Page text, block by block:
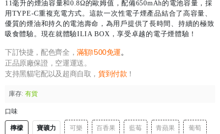
11毫升的煙油容量和0.8Ω的歐姆值，配備650mAh的電池容量，採
用TYPE-C重複充電方式。這款一次性電子煙產品結合了高容量、
優質的煙油和持久的電池壽命，為用戶提供了長時間、持續的極致
吸食體驗。現在就體驗ILIA BOX，享受卓越的電子煙體驗！
下訂快捷，配色齊全，滿額1500免運。
正品原廠保證，空運運送。
支持黑貓宅配以及超商自取，貨到付款 ！
庫存: 有貨
口味
檸檬 寶礦力 可樂 百香果 藍莓 青蘋果 葡萄